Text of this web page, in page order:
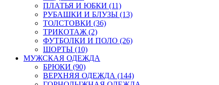
ПЛАТЬЯ И ЮБКИ (11)
РУБАШКИ И БЛУЗЫ (13)
ТОЛСТОВКИ (36)
ТРИКОТАЖ (2)
ФУТБОЛКИ И ПОЛО (26)
ШОРТЫ (10)
МУЖСКАЯ ОДЕЖДА
БРЮКИ (90)
ВЕРХНЯЯ ОДЕЖДА (144)